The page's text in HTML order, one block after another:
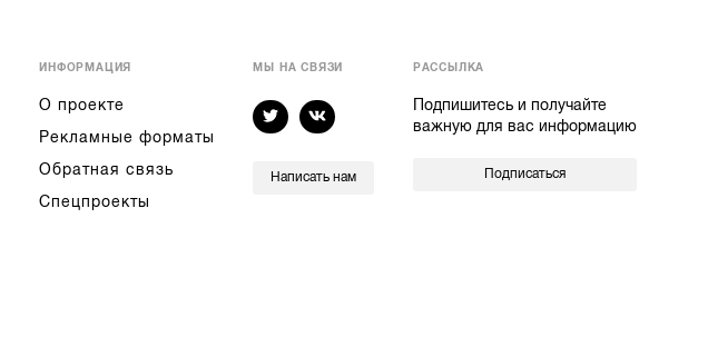
ИНФОРМАЦИЯ
О проекте
Рекламные форматы
Обратная связь
Спецпроекты
МЫ НА СВЯЗИ
Написать нам
РАССЫЛКА
Подпишитесь и получайте
важную для вас информацию
Подписаться